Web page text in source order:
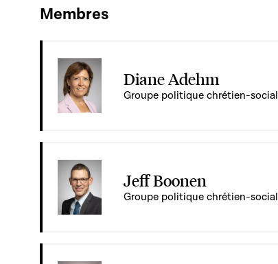
Membres
Diane Adehm
Groupe politique chrétien-social
Jeff Boonen
Groupe politique chrétien-social